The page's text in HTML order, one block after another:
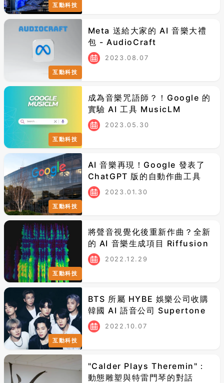
互動科技
互動科技
Meta 送給大家的 AI 音樂大禮
包 - AudioCraft
2023.08.07
互動科技
成為音樂咒語師？！Google 的
實驗 AI 工具 MusicLM
2023.05.30
互動科技
AI 音樂再現！Google 發表了
ChatGPT 版的自動作曲工具
2023.01.30
互動科技
將聲音視覺化後重新作曲？全新
的 AI 音樂生成項目 Riffusion
2022.12.29
互動科技
BTS 所屬 HYBE 娛樂公司收購
韓國 AI 語音公司 Supertone
2022.10.07
"Calder Plays Theremin"：
動態雕塑與特雷門琴的對話